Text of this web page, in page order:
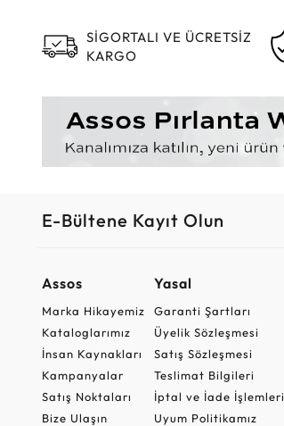
SİGORTALI VE ÜCRETSİZ
KARGO
E-Bültene Kayıt Olun
Assos
Marka Hikayemiz
Kataloglarımız
İnsan Kaynakları
Kampanyalar
Satış Noktaları
Bize Ulaşın
Yasal
Garanti Şartları
Üyelik Sözleşmesi
Satış Sözleşmesi
Teslimat Bilgileri
İptal ve İade İşlemleri
Uyum Politikamız